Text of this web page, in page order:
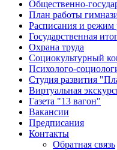
Общественно-
План работы
Расписания и режим
Государственная
Охрана труда
Социокультурный
Психолого-
Студия развития
Виртуальная
Газета "13 вагон"
Вакансии
Предписания
Контакты
Обратная связь